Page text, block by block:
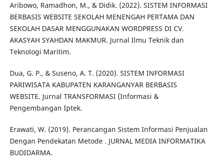
Aribowo, Ramadhon, M., & Didik. (2022). SISTEM INFORMASI
BERBASIS WEBSITE SEKOLAH MENENGAH PERTAMA DAN
SEKOLAH DASAR MENGGUNAKAN WORDPRESS DI CV.
AKASYAH SYAHDAN MAKMUR. Jurnal Ilmu Teknik dan
Teknologi Maritim.
Dua, G. P., & Suseno, A. T. (2020). SISTEM INFORMASI
PARIWISATA KABUPATEN KARANGANYAR BERBASIS
WEBSITE. Jurnal TRANSFORMASI (Informasi &
Pengembangan Iptek.
Erawati, W. (2019). Perancangan Sistem Informasi Penjualan
Dengan Pendekatan Metode . JURNAL MEDIA INFORMATIKA
BUDIDARMA.